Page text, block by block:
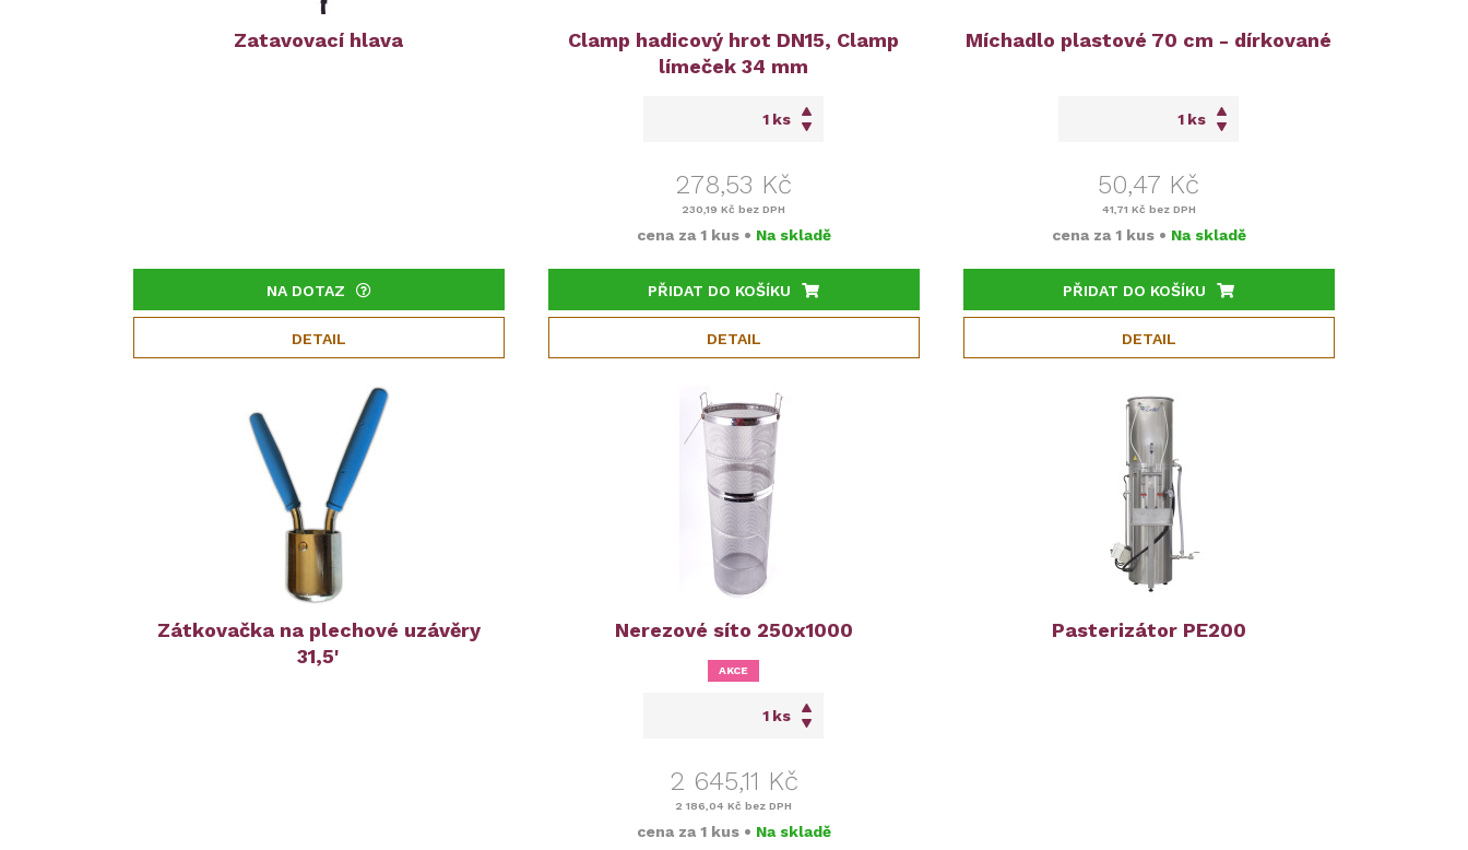
Zatavovací hlava
NA DOTAZ
DETAIL
Clamp hadicový hrot DN15, Clamp
límeček 34 mm
ks
278,53 Kč
230,19 Kč bez DPH
cena za 1 kus • Na skladě
PŘIDAT DO KOŠÍKU
DETAIL
Míchadlo plastové 70 cm - dírkované
ks
50,47 Kč
41,71 Kč bez DPH
cena za 1 kus • Na skladě
PŘIDAT DO KOŠÍKU
DETAIL
Zátkovačka na plechové uzávěry
31,5'
Nerezové síto 250x1000
ks
2 645,11 Kč
2 186,04 Kč bez DPH
cena za 1 kus • Na skladě
AKCE
Pasterizátor PE200